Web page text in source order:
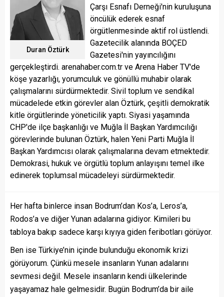
Duran Öztürk
Çarşı Esnafı Derneği'nin kuruluşuna
öncülük ederek esnaf
örgütlenmesinde aktif rol üstlendi.
Gazetecilik alanında BOÇED
Gazetesi'nin yayıncılığını
gerçekleştirdi. arenahaber.com.tr ve Arena Haber TV'de
köşe yazarlığı, yorumculuk ve gönüllü muhabir olarak
çalışmalarını sürdürmektedir. Sivil toplum ve sendikal
mücadelede etkin görevler alan Öztürk, çeşitli demokratik
kitle örgütlerinde yöneticilik yaptı. Siyasi yaşamında
CHP'de ilçe başkanlığı ve Muğla İl Başkan Yardımcılığı
görevlerinde bulunan Öztürk, halen Yeni Parti Muğla İl
Başkan Yardımcısı olarak çalışmalarına devam etmektedir.
Demokrasi, hukuk ve örgütlü toplum anlayışını temel ilke
edinerek toplumsal mücadeleyi sürdürmektedir.
Her hafta binlerce insan Bodrum’dan Kos’a, Leros’a,
Rodos’a ve diğer Yunan adalarına gidiyor. Kimileri bu
tabloya bakıp sadece karşı kıyıya giden feribotları görüyor.
Ben ise Türkiye’nin içinde bulunduğu ekonomik krizi
görüyorum. Çünkü mesele insanların Yunan adalarını
sevmesi değil. Mesele insanların kendi ülkelerinde
yaşayamaz hale gelmesidir. Bugün Bodrum’da bir aile